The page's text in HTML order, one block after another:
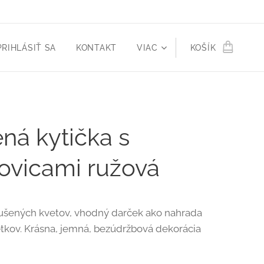
SA KONTAKT VIAC KOŠÍK
kytička s
ružová
kvetov, vhodný darček ako nahrada
Krásna, jemná, bezúdržbová dekorácia